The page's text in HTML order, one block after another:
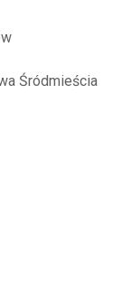
Śródmieścia